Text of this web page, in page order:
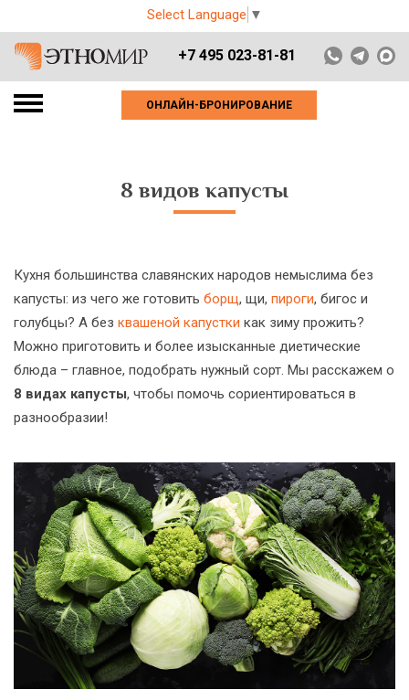
Select Language ▼
+7 495 023-81-81
ОНЛАЙН-БРОНИРОВАНИЕ
8 видов капусты
Кухня большинства славянских народов немыслима без
капусты: из чего же готовить борщ, щи, пироги, бигос и
голубцы? А без квашеной капустки как зиму прожить?
Можно приготовить и более изысканные диетические
блюда – главное, подобрать нужный сорт. Мы расскажем о
8 видах капусты, чтобы помочь сориентироваться в
разнообразии!